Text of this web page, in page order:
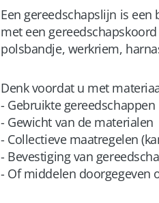
Een gereedschapslijn is
met een
polsbandje, werkriem,
Denk voordat u met
- Gebruikte gereedschappen
- Gewicht van de materialen
- Collectieve maatregelen
- Bevestiging van
- Of middelen doorgegeven